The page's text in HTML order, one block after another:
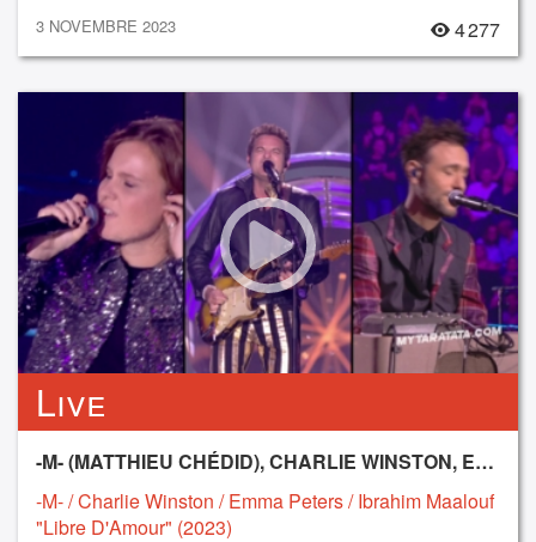
3 NOVEMBRE 2023 4 277
Live
-M- (MATTHIEU CHÉDID), CHARLIE WINSTON, EMMA PETERS, IBRAHIM MAALOUF
-M- / Charlie Winston / Emma Peters / Ibrahim Maalouf
"Libre D'Amour" (2023)